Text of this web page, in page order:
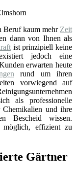
Beruf kaum mehr Zeit
dann von Ihnen als
ist prinzipiell keine
jedoch eine
erwarten heute
rund um ihren
vorwiegend auf
als professionelle
Chemikalien und ihre
Bescheid wissen.
effizient zu
Gärtner